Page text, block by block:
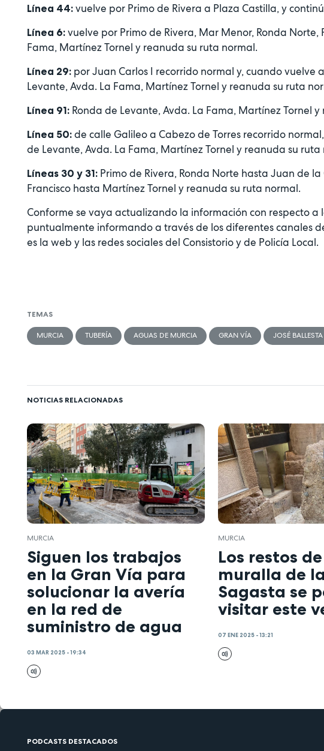
Línea 44: vuelve por Primo de Rivera a Plaza Castilla, y
Línea 6: vuelve por Primo de Rivera, Mar Menor, Ronda Norte,
Fama, Martínez Tornel y reanuda su ruta normal.
Línea 29: por Juan Carlos I recorrido normal y, cuando vuelve
Levante, Avda. La Fama, Martínez Tornel y reanuda su ruta
Línea 91: Ronda de Levante, Avda. La Fama, Martínez Tornel
Línea 50: de calle Galileo a Cabezo de Torres recorrido
de Levante, Avda. La Fama, Martínez Tornel y reanuda su ruta
Líneas 30 y 31: Primo de Rivera, Ronda Norte hasta Juan de
Francisco hasta Martínez Tornel y reanuda su ruta normal.
Conforme se vaya actualizando la información con respecto a
puntualmente informando a través de los diferentes canales
es la web y las redes sociales del Consistorio y de Policía Local.
TEMAS
MURCIA TUBERÍA AGUAS DE MURCIA GRAN VÍA JOSÉ BALLESTA
NOTICIAS RELACIONADAS
MURCIA
Siguen los trabajos
en la Gran Vía para
solucionar la avería
en la red de
suministro de agua
03 MAR 2025 - 19:34
MURCIA
Los restos
muralla de
Sagasta se
visitar este
07 ENE 2025 - 13:21
PODCASTS DESTACADOS